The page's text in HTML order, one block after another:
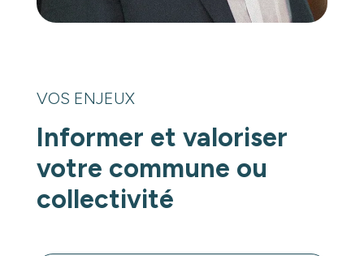
VOS ENJEUX
Informer et valoriser
votre commune ou
collectivité